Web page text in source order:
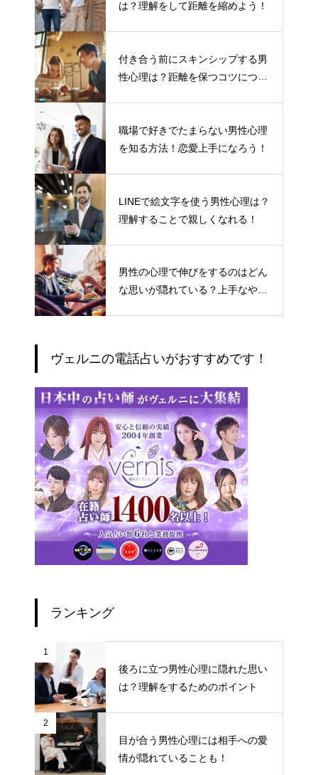
は？理解をして距離を縮めよう！
付き合う前にスキンシップする男
性心理は？距離を保つコツについ
職場で好きでたまらない男性心理
を知る方法！恋愛上手になろう！
LINEで絵文字を使う男性心理は？
理解することで親しくなれる！
男性の心理で伸びをするのはどん
な思いが隠れている？上手なやり
ヴェルニの電話占いがおすすめです！
ランキング
1
後ろに立つ男性心理に隠れた思い
は？理解をするためのポイント
2
目が合う男性心理には相手への愛
情が隠れていることも！